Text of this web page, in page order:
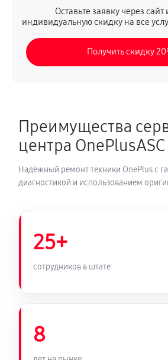
45 минут
Замена микрофона телефона
480 руб 35
Замена камеры телефона
260 руб 30 минут
Замена корпуса телефона
Замена задней крышки телефона
Замена аудио разъема телефона
Оставьте заявку через сайт
индивидуальную скидку на все
Получить скидку
Преимущества
центра OnePlusASC
Надёжный ремонт техники OnePlus с
диагностикой и использованием
25+
сотрудников в штате
8